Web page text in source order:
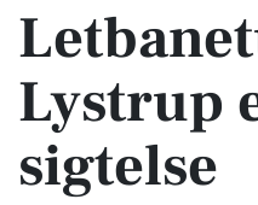
Lystrup
sigtelse